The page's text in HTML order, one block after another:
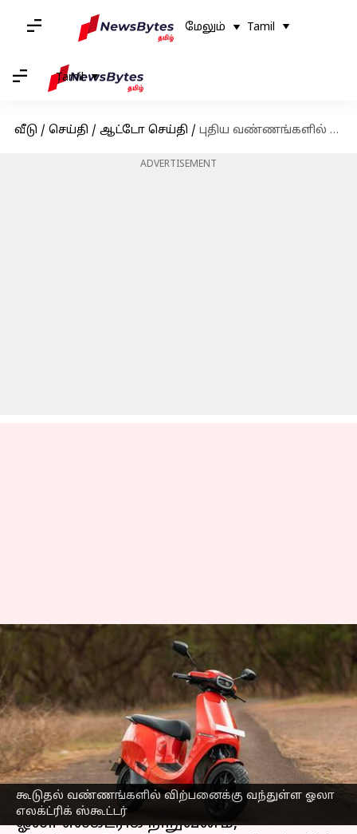
மேலும் Tamil
Tamil
வீடு / செய்தி / ஆட்டோ செய்தி / புதிய வண்ணங்களில் அறிமுகம் ஆகியுள்ளது ஓலா எஸ்1, எஸ்1 ப்ரோ 'கெருவா'
ADVERTISEMENT
கூடுதல் வண்ணங்களில் விற்பனைக்கு வந்துள்ள ஓலா
எலக்ட்ரிக் ஸ்கூட்டர்
புதிய வண்ணங்களில்
அறிமுகம் ஆகியுள்ளது
ஓலா எஸ்1, எஸ்1 ப்ரோ
'கெருவா'
எழுதியவர் Venkatalakshmi V Jan 10, 2023 09:14 am
செய்தி முன்னோட்டம்
ஓலா எலக்ட்ரிக் நிறுவனம்,